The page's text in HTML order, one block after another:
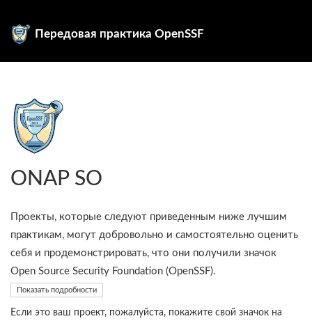
Передовая практика OpenSSF
ONAP SO
Проекты, которые следуют приведенным ниже лучшим
практикам, могут добровольно и самостоятельно оценить
себя и продемонстрировать, что они получили значок
Open Source Security Foundation (OpenSSF).
Показать подробности
Если это ваш проект, пожалуйста, покажите свой значок на